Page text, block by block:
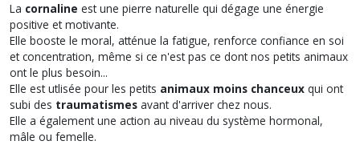
La cornaline est une pierre naturelle qui dégage une énergie
positive et motivante.
Elle booste le moral, atténue la fatigue, renforce confiance en soi
et concentration, même si ce n'est pas ce dont nos petits animaux
ont le plus besoin...
Elle est utlisée pour les petits animaux moins chanceux qui ont
subi des traumatismes avant d'arriver chez nous.
Elle a également une action au niveau du système hormonal,
mâle ou femelle.